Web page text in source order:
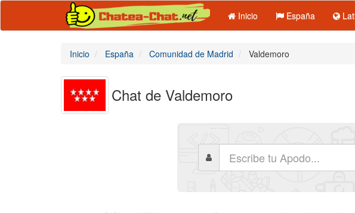
Inicio España
Inicio España Comunidad de Madrid Valdemoro
Chat de Valdemoro